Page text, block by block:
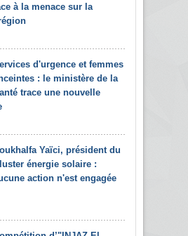
à la menace sur la
d'urgence et femmes
: le ministère de la
trace une nouvelle
Yaïci, président du
énergie solaire :
action n'est engagée